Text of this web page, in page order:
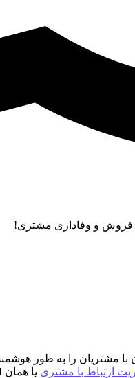
فروش و وفاداری مشتری!
مشتریان را به طور
ارتباط با مشتری